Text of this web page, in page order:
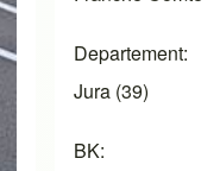
Departement
Jura (39)
BK